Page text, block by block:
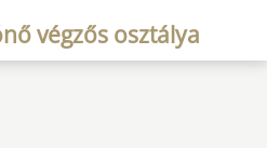
végzős osztálya